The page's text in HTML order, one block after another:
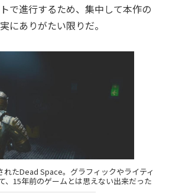
で進行するため、集中して本作の
にありがたい限りだ。
たDead Space。グラフィックやライティ
、15年前のゲームとは思えない出来だった